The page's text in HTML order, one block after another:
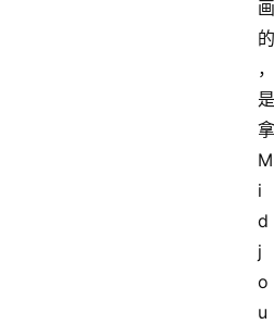
画
的
，
是
拿
M
i
d
j
o
u